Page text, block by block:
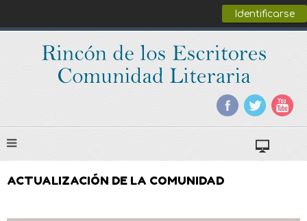
Identificarse
ACTUALIZACIÓN DE LA COMUNIDAD